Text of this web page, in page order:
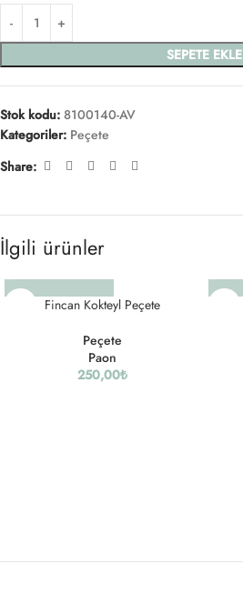
SEPETE EKLE
Stok kodu: 8100140-AV
Kategoriler: Peçete
Share:
İlgili ürünler
Fincan Kokteyl Peçete
Peçete
Paon
250,00₺